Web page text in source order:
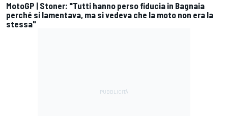
MotoGP | Stoner: "Tutti hanno perso fiducia in Bagnaia
perché si lamentava, ma si vedeva che la moto non era la
stessa"